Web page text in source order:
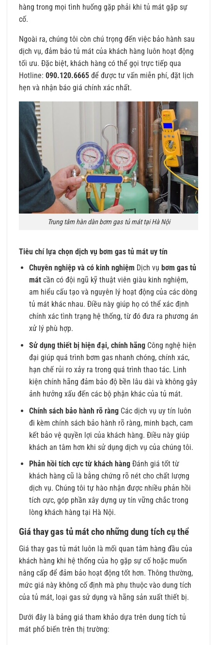
hàng trong mọi tình huống gặp phải khi tủ mát gặp sự
cố.
Ngoài ra, chúng tôi còn chú trọng đến việc bảo hành sau
dịch vụ, đảm bảo tủ mát của khách hàng luôn hoạt động
tối ưu. Đặc biệt, khách hàng có thể gọi trực tiếp qua
Hotline: 090.120.6665 để được tư vấn miễn phí, đặt lịch
hẹn và nhận báo giá chính xác nhất.
Trung tâm hàn dàn bơm gas tủ mát tại Hà Nội
Tiêu chí lựa chọn dịch vụ bơm gas tủ mát uy tín
Chuyên nghiệp và có kinh nghiệm Dịch vụ bơm gas tủ
mátcần có đội ngũ kỹ thuật viên giàu kinh nghiệm,
am hiểu cấu tạo và nguyên lý hoạt động của các dòng
tủ mát khác nhau. Điều này giúp họ có thể xác định
chính xác tình trạng hệ thống, từ đó đưa ra phương án
xử lý phù hợp.
Sử dụng thiết bị hiện đại, chính hãngCông nghệ hiện
đại giúp quá trình bơm gas nhanh chóng, chính xác,
hạn chế rủi ro xảy ra trong quá trình thao tác. Linh
kiện chính hãng đảm bảo độ bền lâu dài và không gây
ảnh hưởng xấu đến các bộ phận khác của tủ mát.
Chính sách bảo hành rõ ràngCác dịch vụ uy tín luôn
đi kèm chính sách bảo hành rõ ràng, minh bạch, cam
kết bảo vệ quyền lợi của khách hàng. Điều này giúp
khách an tâm hơn khi sử dụng dịch vụ của chúng tôi.
Phản hồi tích cực từ khách hàngĐánh giá tốt từ
khách hàng cũ là bằng chứng rõ nét cho chất lượng
dịch vụ. Chúng tôi tự hào nhận được nhiều phản hồi
tích cực, góp phần xây dựng uy tín vững chắc trong
lòng khách hàng tại Hà Nội.
Giá thay gas tủ mát cho những dung tích cụ thể
Giá thay gas tủ mát luôn là mối quan tâm hàng đầu của
khách hàng khi hệ thống của họ gặp sự cố hoặc muốn
nâng cấp để đảm bảo hoạt động tốt hơn. Thông thường,
mức giá này không cố định mà phụ thuộc vào dung tích
của tủ mát, loại gas sử dụng và hãng sản xuất thiết bị.
Dưới đây là bảng giá tham khảo dựa trên dung tích tủ
mát phổ biến trên thị trường: